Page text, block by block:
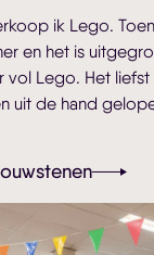
ik Lego.
en het is
vol Lego. Het
uit de hand